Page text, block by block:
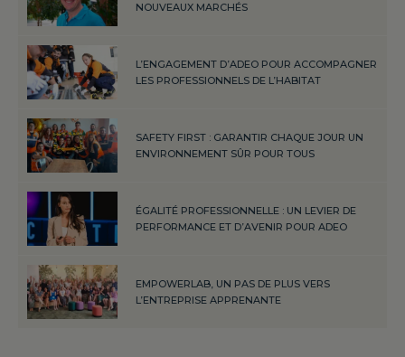
NOUVEAUX MARCHÉS
L’ENGAGEMENT D’ADEO POUR ACCOMPAGNER
LES PROFESSIONNELS DE L’HABITAT
SAFETY FIRST : GARANTIR CHAQUE JOUR UN
ENVIRONNEMENT SÛR POUR TOUS
ÉGALITÉ PROFESSIONNELLE : UN LEVIER DE
PERFORMANCE ET D’AVENIR POUR ADEO
EMPOWERLAB, UN PAS DE PLUS VERS
L’ENTREPRISE APPRENANTE